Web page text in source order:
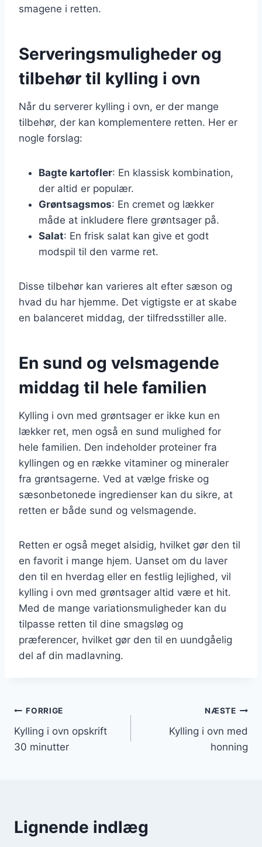
smagene i retten.
Serveringsmuligheder og
tilbehør til kylling i ovn
Når du serverer kylling i ovn, er der mange
tilbehør, der kan komplementere retten. Her er
nogle forslag:
Bagte kartofler: En klassisk kombination,
der altid er populær.
Grøntsagsmos: En cremet og lækker
måde at inkludere flere grøntsager på.
Salat: En frisk salat kan give et godt
modspil til den varme ret.
Disse tilbehør kan varieres alt efter sæson og
hvad du har hjemme. Det vigtigste er at skabe
en balanceret middag, der tilfredsstiller alle.
En sund og velsmagende
middag til hele familien
Kylling i ovn med grøntsager er ikke kun en
lækker ret, men også en sund mulighed for
hele familien. Den indeholder proteiner fra
kyllingen og en række vitaminer og mineraler
fra grøntsagerne. Ved at vælge friske og
sæsonbetonede ingredienser kan du sikre, at
retten er både sund og velsmagende.
Retten er også meget alsidig, hvilket gør den til
en favorit i mange hjem. Uanset om du laver
den til en hverdag eller en festlig lejlighed, vil
kylling i ovn med grøntsager altid være et hit.
Med de mange variationsmuligheder kan du
tilpasse retten til dine smagsløg og
præferencer, hvilket gør den til en uundgåelig
del af din madlavning.
Indlægsnavigation
FORRIGE
Kylling i ovn opskrift
30 minutter
NÆSTE
Kylling i ovn med
honning
Lignende indlæg